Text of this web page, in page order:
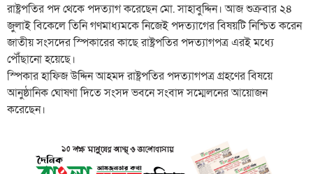
রাষ্ট্রপতির পদ থেকে পদত্যাগ করেছেন মো. সাহাবুদ্দিন। আজ শুক্রবার ২৪
জুলাই বিকেলে তিনি গণমাধ্যমকে নিজেই পদত্যাগের বিষয়টি নিশ্চিত করেন
জাতীয় সংসদের স্পিকারের কাছে রাষ্ট্রপতির পদত্যাগপত্র এরই মধ্যে
পৌঁছানো হয়েছে।
স্পিকার হাফিজ উদ্দিন আহমদ রাষ্ট্রপতির পদত্যাগপত্র গ্রহণের বিষয়ে
আনুষ্ঠানিক ঘোষণা দিতে সংসদ ভবনে সংবাদ সম্মেলনের আয়োজন
করেছেন।